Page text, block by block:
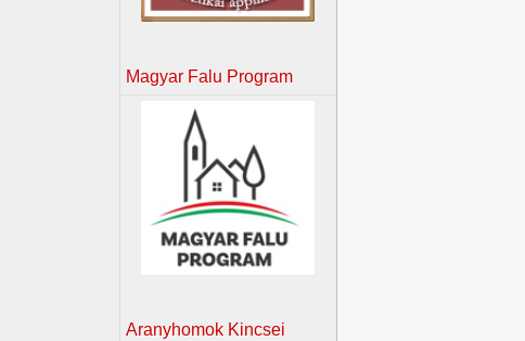
Magyar Falu Program
Aranyhomok Kincsei